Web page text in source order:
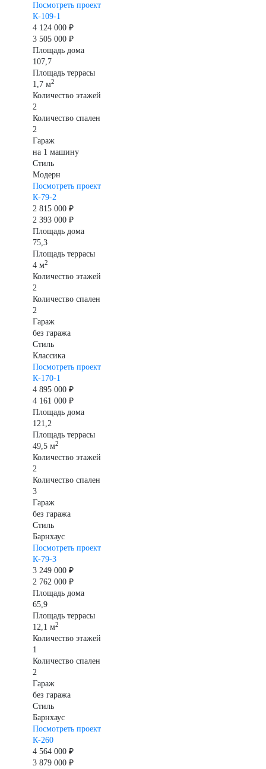
Посмотреть проект
К-109-1
4 124 000 ₽
3 505 000 ₽
Площадь дома
107,7
Площадь террасы
1,7 м2
Количество этажей
2
Количество спален
2
Гараж
на 1 машину
Стиль
Модерн
Посмотреть проект
К-79-2
2 815 000 ₽
2 393 000 ₽
Площадь дома
75,3
Площадь террасы
4 м2
Количество этажей
2
Количество спален
2
Гараж
без гаража
Стиль
Классика
Посмотреть проект
К-170-1
4 895 000 ₽
4 161 000 ₽
Площадь дома
121,2
Площадь террасы
49,5 м2
Количество этажей
2
Количество спален
3
Гараж
без гаража
Стиль
Барнхаус
Посмотреть проект
К-79-3
3 249 000 ₽
2 762 000 ₽
Площадь дома
65,9
Площадь террасы
12,1 м2
Количество этажей
1
Количество спален
2
Гараж
без гаража
Стиль
Барнхаус
Посмотреть проект
К-260
4 564 000 ₽
3 879 000 ₽